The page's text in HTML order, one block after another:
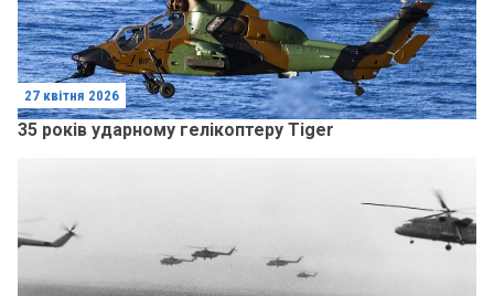
27 квітня 2026
35 років ударному гелікоптеру Tiger